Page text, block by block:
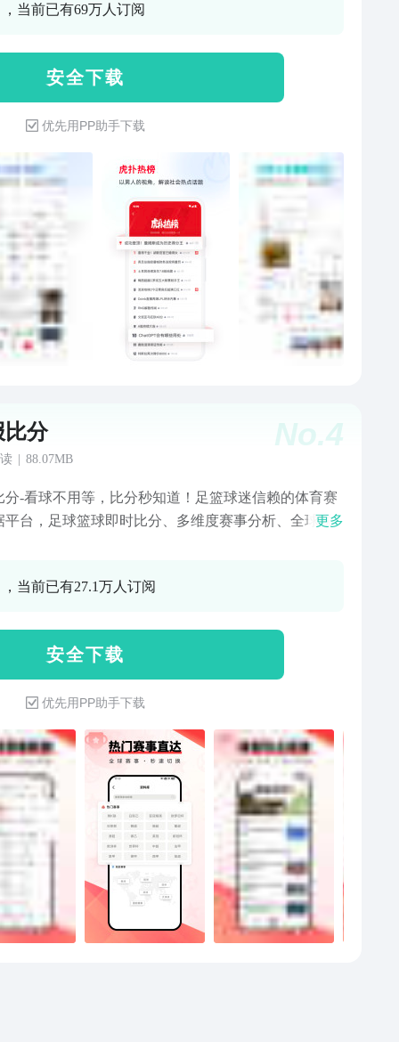
观点，打出客观评分。这里是大学男生宿舍，你可以
”你的男友，也许还能“网络相亲”找到一段良缘。这里
人的疗伤回血圣地，上班上学一天累了，刷刷虎扑看
金句，笑到发抖；感情生活工作遇到了挫折，有温暖
的JRs给你排忧解难。-[看赛事直播，聊比赛，晒装备]
于篮球、足球、游戏电竞的海量内容：看NBA、
路人王、LPL、KPL、绝地求生、和平精英、中超、
英超、西甲、德甲、意甲、法甲等赛事的新闻、直
频、数据，与专业又不失有趣的 JRs 讨论、分享和学
经验，给心仪的球员来打分，交流正品低价运动装备
能近距离与库里、阿德托昆博、林书豪、武磊等球星
动。-[与偶像近距离互动]在虎扑，经常有各领域
NBA、CBA、游戏主播等等）的艺人&大神会前来与
享生活点滴。章若楠、宋欣冉、吴克群、徐冬冬、李
成果、黄渤、张天爱、景甜、陈钰琪、李一桐、庆余
活，和自己的偶像亲密接触，提出台前幕后的花絮问
终于轮到我了」满足你的愿望！-[个性化兴趣亮回复社
闻资讯，和你的主队一起战斗；在「步行街」观世间
听肺腑之言，体验精彩的人生，极容易上瘾，请控制
生经验，好玩有用回复刷到停不下来！- [感受电竞赛
、绝地求生等多个项目的赛事官方合作伙伴，是一个
电竞社区。在这里你可以获取大量的一手游戏资讯，
游戏迷共享自己的竞技态度和游戏人生！在这里，你
众多玩家们讨论游戏心得、分享比赛见解，更有职业
主播、天梯大神常驻做客，与大家真诚交流，手把手
转游戏。
当前已有69万人订阅
安 全 下 载
优先用PP助手下载
No.4
比分
88.07MB
分-看球不用等，比分秒知道！足篮球迷信赖的体育赛
平台，足球篮球即时比分、多维度赛事分析、全球联
数据零延迟！全球赛事·全覆盖英超、西甲、德甲、意
型·精准分析基本面、走势、伤停、赛前情报多维度分
数据模型助力精准判断24H资讯·滚动报道全天候体育
递，转会动态、赛前情报、赛后复盘、伤病公告，第
推送，让你随时掌握足坛篮坛大事资料齐全·查得到各
分榜、历史交锋、球员数据、球队战绩，想查的这里
注推送·不错过关注心仪球队/赛事，实时推送比分变
黄牌、进球瞬间【覆盖赛事】五大联赛：英超、西
甲、意甲、法甲欧洲赛事：欧洲杯、欧冠、欧罗巴、
德乙、西乙亚洲赛事：亚冠、亚洲杯、中超、日职、
澳超篮球赛事：NBA、WNBA、CBA、 EuroLeague如
过程中遇到任何问题，可打开捷报体育APP--我的--
议，留下你珍贵的意见。
更多
当前已有27.1万人订阅
安 全 下 载
优先用PP助手下载